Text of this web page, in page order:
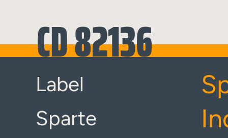
CD 82136
Label
Sparte